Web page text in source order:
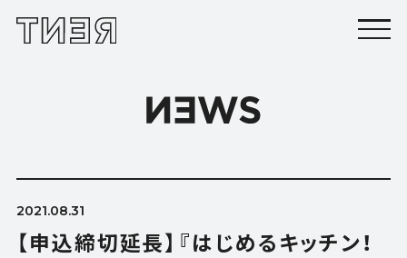
2021.08.31
【申込締切延長】『はじめるキッチン！